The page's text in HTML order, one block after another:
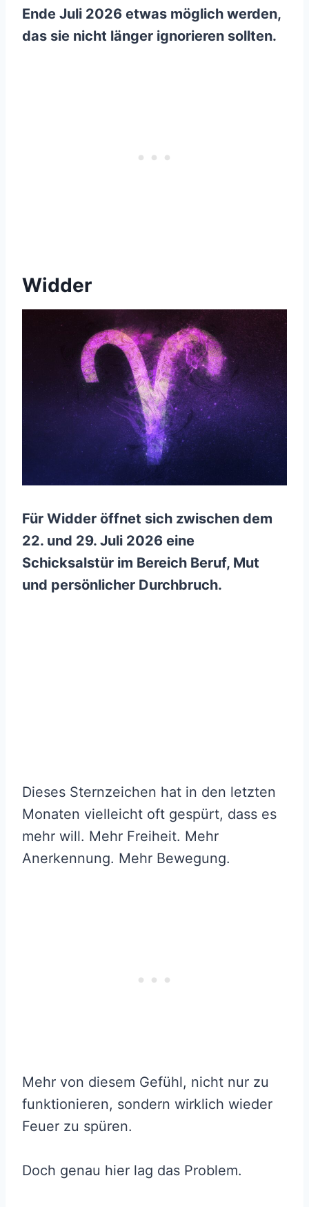
Ende Juli 2026 etwas möglich werden,
das sie nicht länger ignorieren sollten.
Widder
Für Widder öffnet sich zwischen dem
22. und 29. Juli 2026 eine
Schicksalstür im Bereich Beruf, Mut
und persönlicher Durchbruch.
Dieses Sternzeichen hat in den letzten
Monaten vielleicht oft gespürt, dass es
mehr will. Mehr Freiheit. Mehr
Anerkennung. Mehr Bewegung.
Mehr von diesem Gefühl, nicht nur zu
funktionieren, sondern wirklich wieder
Feuer zu spüren.
Doch genau hier lag das Problem.